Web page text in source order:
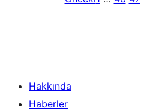
Hakkında
Haberler